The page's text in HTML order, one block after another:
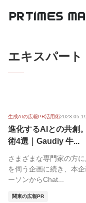
エキスパート
生成AIの広報PR活用術2023.05.19
進化するAIとの共創
術4選｜Gaudiy 牛...
さまざまな専門家の方
を伺う企画に続き、本
ーソンからChat...
関東の広報PR